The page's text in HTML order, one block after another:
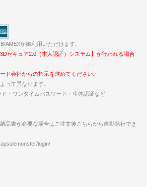
AMEXが御利用いただけます。
セキュア2.0（本人認証）システム】が行われる場合
ド会社からの指示を進めてください。
って異なります。
ド・ワンタイムパスワード・生体認証など
品書が必要な場合はご注文後こちらから自動発行でき
login/